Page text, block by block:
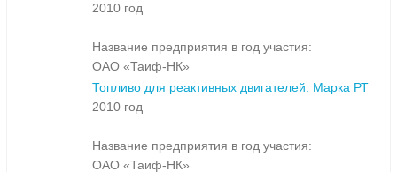
2010 год
Название предприятия в год участия:
ОАО «Таиф-НК»
Топливо для реактивных двигателей. Марка РТ
2010 год
Название предприятия в год участия:
ОАО «Таиф-НК»